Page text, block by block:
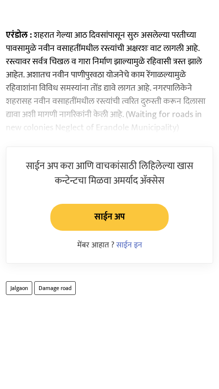
एरंडोल :शहरात गेल्या आठ दिवसांपासून सुरु असलेल्या परतीच्या
पावसामुळे नवीन वसाहतींमधील रस्त्यांची अक्षरशः वाट लागली आहे.
रस्त्यावर सर्वत्र चिखल व गारा निर्माण झाल्यामुळे रहिवासी त्रस्त झाले
आहेत. अशातच नवीन पाणीपुरवठा योजनेचे काम रेंगाळल्यामुळे
रहिवाशांना विविध समस्यांना तोंड द्यावे लागत आहे. नगरपालिकेने
शहरासह नवीन वसाहतींमधील रस्त्यांची त्वरित दुरुस्ती करून दिलासा
द्यावा अशी मागणी नागरिकांनी केली आहे. (Waiting for roads in
new colonies Neglect of Erandole Municipality)
साईन अप करा आणि वाचकांसाठी लिहिलेल्या खास
कन्टेन्टचा मिळवा अमर्याद ॲक्सेस
साईन अप
मेंबर आहात ?साईन इन
Jalgaon Damage road